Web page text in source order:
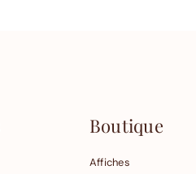
Boutique
Affiches